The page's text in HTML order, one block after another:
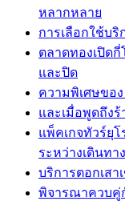
หลากหลาย
การเลือกใช้บ
ตลาดทองเปิดกี่
และปิด
ความพิเศษของ
และเมื่อพูดถึง
แพ็คเกจทัวร์ยุ
ระหว่างเดินทา
บริการตอกเส
พิจารณาควบคู่